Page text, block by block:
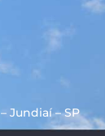
Jundiaí – SP